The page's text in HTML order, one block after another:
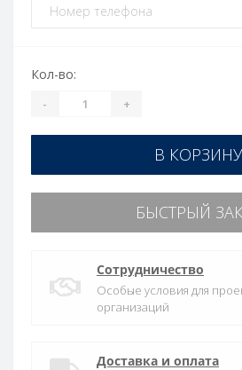
Кол-во:
- +
В КОРЗИНУ
БЫСТРЫЙ
Сотрудничество
Особые условия для
организаций
Доставка и оплата